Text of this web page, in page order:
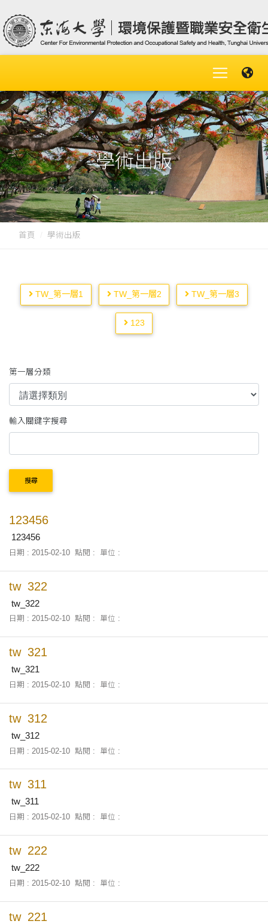
學術出版
首頁 學術出版
TW_第一層1 TW_第一層2 TW_第一層3
123
第一層分類
輸入關鍵字搜尋
搜尋
123456
123456
日期 : 2015-02-10 點閱 : 單位 :
tw_322
tw_322
日期 : 2015-02-10 點閱 : 單位 :
tw_321
tw_321
日期 : 2015-02-10 點閱 : 單位 :
tw_312
tw_312
日期 : 2015-02-10 點閱 : 單位 :
tw_311
tw_311
日期 : 2015-02-10 點閱 : 單位 :
tw_222
tw_222
日期 : 2015-02-10 點閱 : 單位 :
tw_221